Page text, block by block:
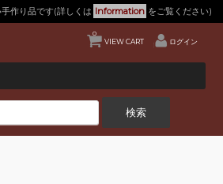
作り品です(詳しくは Information をご覧ください)
VIEW CART
0
ログイン